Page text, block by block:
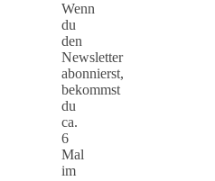
Wenn
du
den
Newsletter
abonnierst,
bekommst
du
ca.
6
Mal
im